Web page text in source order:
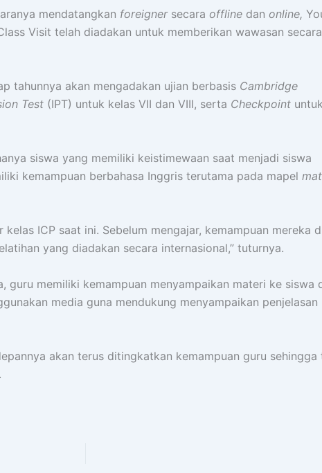
mendatangkan foreignersecara offline dan online,
Visit telah diadakan untuk memberikan wawasan
tahunnya akan mengadakan ujian berbasis Cambridge
Test (IPT) untuk kelas VII dan VIII, serta Checkpoint
siswa yang memiliki keistimewaan saat menjadi siswa
kemampuan berbahasa Inggris terutama pada mapel
kelas ICP saat ini. Sebelum mengajar, kemampuan mereka
yang diadakan secara internasional,” tuturnya.
guru memiliki kemampuan menyampaikan materi ke siswa
media guna mendukung menyampaikan penjelasan
akan terus ditingkatkan kemampuan guru sehingga